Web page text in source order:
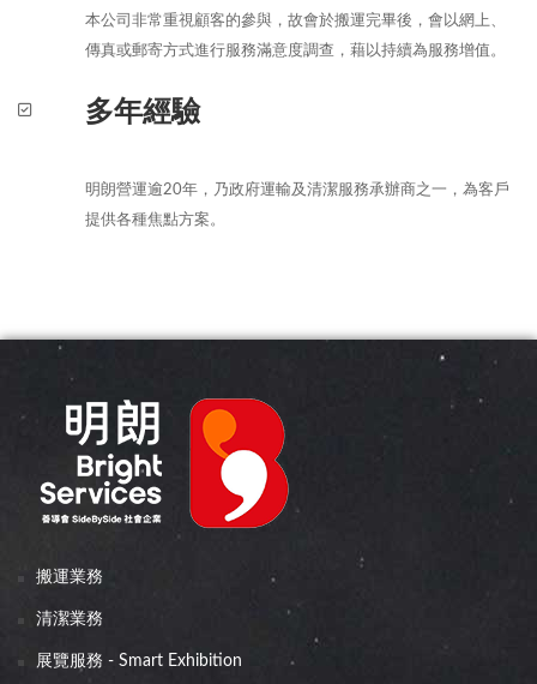
本公司非常重視顧客的參與，故會於搬運完畢後，會以網上、
傳真或郵寄方式進行服務滿意度調查，藉以持續為服務增值。
多年經驗
明朗營運逾20年，乃政府運輸及清潔服務承辦商之一，為客戶
提供各種焦點方案。
網頁頁尾選單
搬運業務
清潔業務
展覽服務 - Smart Exhibition